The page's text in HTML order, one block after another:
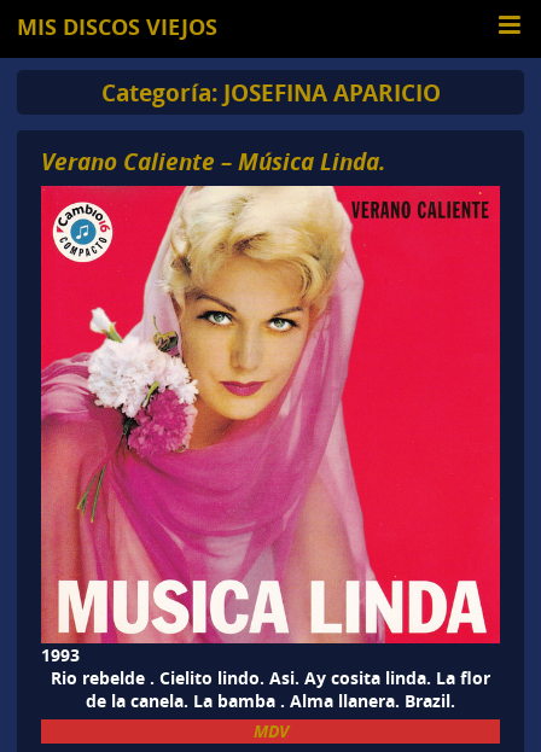
MIS DISCOS VIEJOS
Categoría: JOSEFINA APARICIO
Verano Caliente – Música Linda.
1993
Rio rebelde . Cielito lindo. Asi. Ay cosita linda. La flor
de la canela. La bamba . Alma llanera. Brazil.
MDV